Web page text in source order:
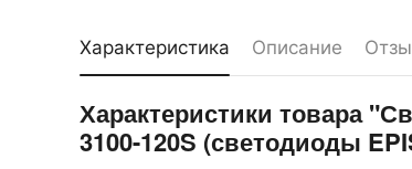
Характеристика Описание
Характеристики товара
3100-120S (светодиоды